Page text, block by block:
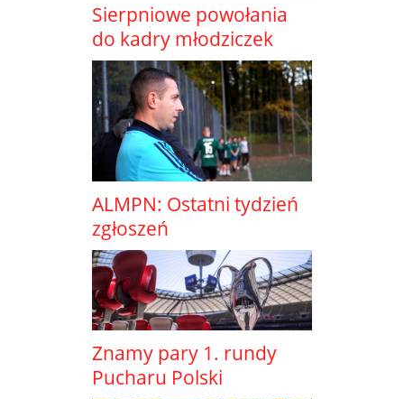
Sierpniowe powołania
do kadry młodziczek
ALMPN: Ostatni tydzień
zgłoszeń
Znamy pary 1. rundy
Pucharu Polski